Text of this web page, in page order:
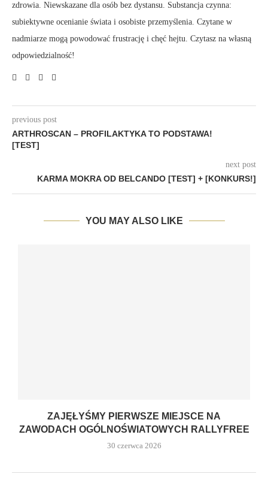
zdrowia. Niewskazane dla osób bez dystansu. Substancja czynna:
subiektywne ocenianie świata i osobiste przemyślenia. Czytane w
nadmiarze mogą powodować frustrację i chęć hejtu. Czytasz na własną
odpowiedzialność!
previous post
ARTHROSCAN – PROFILAKTYKA TO PODSTAWA!
[TEST]
next post
KARMA MOKRA OD BELCANDO [TEST] + [KONKURS!]
YOU MAY ALSO LIKE
ZAJĘŁYŚMY PIERWSZE MIEJSCE NA
ZAWODACH OGÓLNOŚWIATOWYCH RALLYFREE
30 czerwca 2026